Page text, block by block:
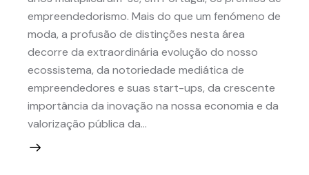
empreendedorismo. Mais do que um fenómeno de
moda, a profusão de distinções nesta área
decorre da extraordinária evolução do nosso
ecossistema, da notoriedade mediática de
empreendedores e suas start-ups, da crescente
importância da inovação na nossa economia e da
valorização pública da…